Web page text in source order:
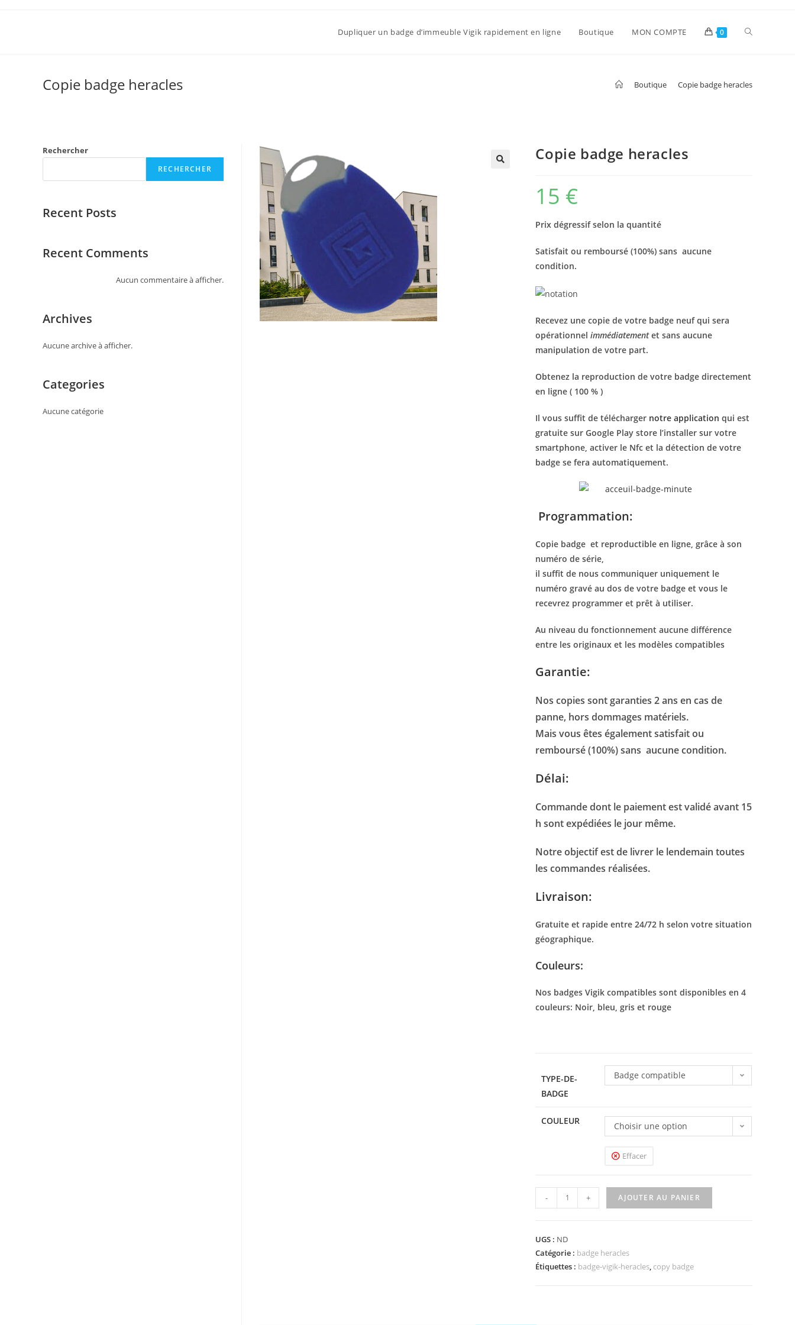
Dupliquer un badge d’immeuble Vigik rapidement en ligne Boutique MON COMPTE 0
Copie badge heracles Boutique Copie badge heracles
Copie badge heracles
15 €
Prix dégressif selon la quantité
Satisfait ou remboursé (100%) sans aucune
condition.
Recevez une copie de votre badge neuf qui sera
opérationnelimmédiatementet sans aucune
manipulation de votre part.
Obtenez la reproduction de votre badge directement
en ligne ( 100 % )
Il vous suffit de télécharger notre application qui est
gratuite sur Google Play store l’installer sur votre
smartphone, activer le Nfc et la détection de votre
badge se fera automatiquement.
Programmation:
Copie badge et reproductible en ligne, grâce à son
numéro de série,
il suffit de nous communiquer uniquement le
numéro gravé au dos de votre badge et vous le
recevrez programmer et prêt à utiliser.
Au niveau du fonctionnement aucune différence
entre les originaux et les modèles compatibles
Garantie:
Nos copies sont garanties 2 ans en cas de
panne, hors dommages matériels.
Mais vous êtes également satisfait ou
remboursé (100%) sans aucune condition.
Délai:
Commande dont le paiement est validé avant 15
h sont expédiées le jour même.
Notre objectif est de livrer le lendemain toutes
les commandes réalisées.
Livraison:
Gratuite et rapide entre 24/72 h selon votre situation
géographique.
Couleurs:
Nos badges Vigik compatibles sont disponibles en 4
couleurs: Noir, bleu, gris et rouge
TYPE-DE-
BADGE
Badge compatible
COULEUR Choisir une option
Effacer
- + AJOUTER AU PANIER
UGS : ND
Catégorie : badge heracles
Étiquettes : badge-vigik-heracles, copy badge
Rechercher
RECHERCHER
Recent Posts
Recent Comments
Aucun commentaire à afficher.
Archives
Aucune archive à afficher.
Categories
Aucune catégorie